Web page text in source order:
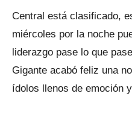
Central está clasificado,
miércoles por la noche
liderazgo pase lo que
Gigante acabó feliz una
ídolos llenos de emoción